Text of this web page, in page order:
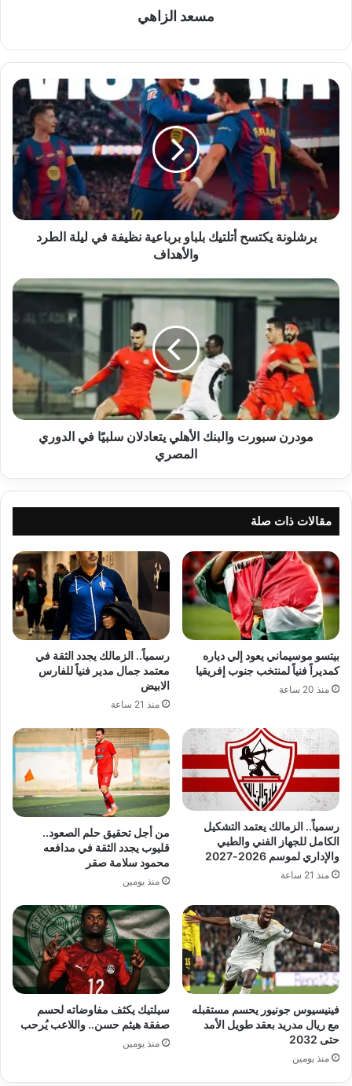
مسعد الزاهي
برشلونة
يكتسح
بلباو
برباعية
نظيفة
في
الطرد
والأهدافبرشلونة يكتسح أتلتيك بلباو برباعية نظيفة في ليلة الطرد
والأهداف
مودرن
سبورت
والبنك
الأهلي
يتعادلان
سلبيًا
الدوري
المصري
مودرن سبورت والبنك الأهلي يتعادلان سلبيًا في الدوري
المصري
مقالات ذات صلة
بيتسو موسيماني يعود إلي دياره
كمديراً فنياً لمنتخب جنوب إفريقيا
منذ 20 ساعة
رسمياً.. الزمالك يجدد الثقة في
معتمد جمال مدير فنياً للفارس
الابيض
منذ 21 ساعة
رسمياً.. الزمالك يعتمد التشكيل
الكامل للجهاز الفني والطبي
والإداري لموسم 2026-2027
منذ 21 ساعة
من أجل تحقيق حلم الصعود..
قليوب يجدد الثقة في مدافعه
محمود سلامة صقر
منذ يومين
فينيسيوس جونيور يحسم مستقبله
مع ريال مدريد بعقد طويل الأمد
حتى 2032
منذ يومين
سيلتيك يكثف مفاوضاته لحسم
صفقة هيثم حسن.. واللاعب يُرحب
منذ يومين